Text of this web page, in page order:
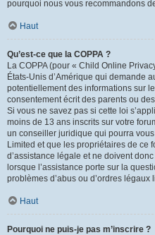
pourquoi nous vous recommandons
Haut
Qu’est-ce que la COPPA ?
La COPPA (pour « Child Online
États-Unis d’Amérique qui demande
potentiellement des informations sur
consentement écrit des parents ou
Si vous ne savez pas si cette loi
moins de 13 ans inscrits sur votre
un conseiller juridique qui pourra
Limited et que les propriétaires de ce
d’assistance légale et ne doivent
lorsque l’assistance porte sur la
problèmes d’abus ou d’ordres légaux
Haut
Pourquoi ne puis-je pas m’inscrire ?